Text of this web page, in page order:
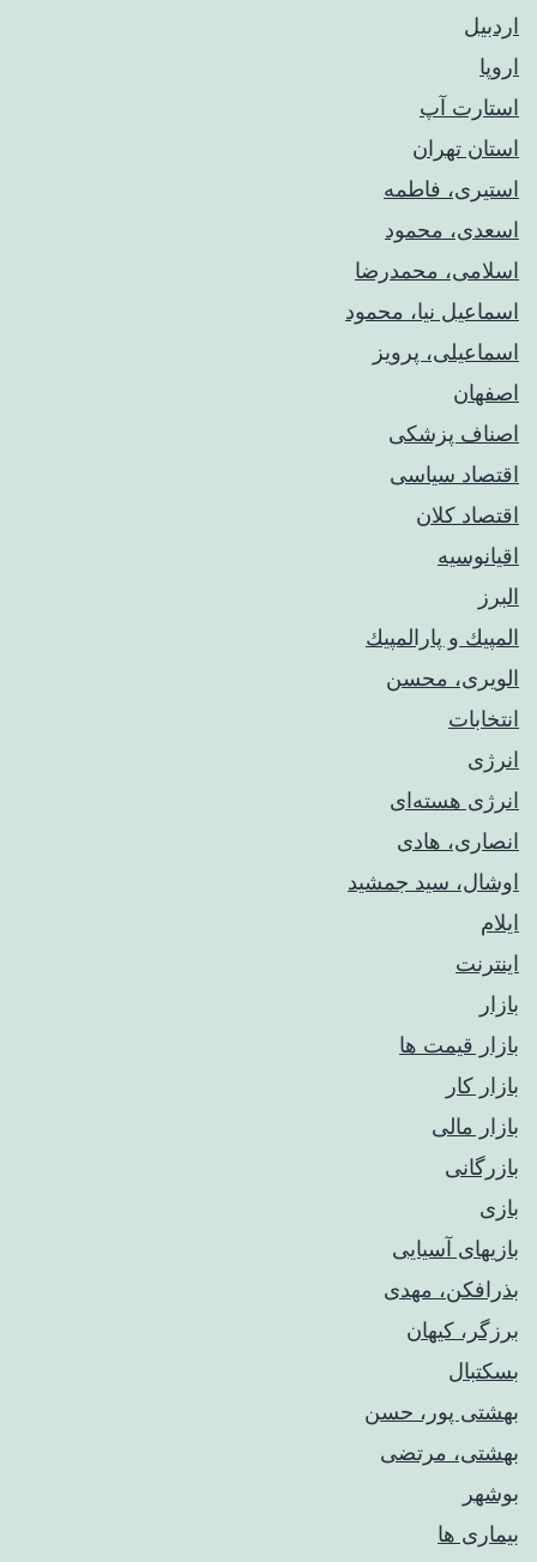
اردبیل
اروپا
استارت آپ
استان تهران
استیری، فاطمه
اسعدی، محمود
اسلامی، محمدرضا
اسماعیل نیا، محمود
اسماعیلی، پرویز
اصفهان
اصناف پزشکی
اقتصاد سیاسی
اقتصاد کلان
اقیانوسیه
البرز
المپيك و پارالمپيك
الویری، محسن
انتخابات
انرژی
انرژی هسته‌ای
انصاری، هادی
اوشال، سید جمشید
ایلام
اینترنت
بازار
بازار قیمت ها
بازار کار
بازار مالی
بازرگانی
بازی
بازیهای آسیایی
بذرافکن، مهدی
برزگر، کیهان
بسکتبال
بهشتی پور، حسن
بهشتی، مرتضی
بوشهر
بیماری ها